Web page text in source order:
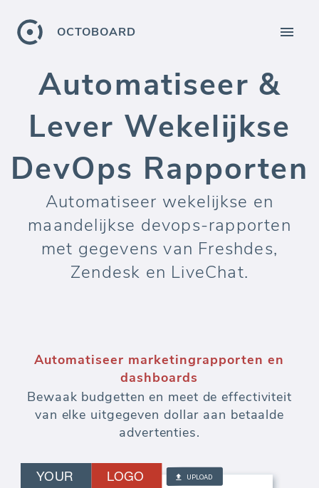
OCTOBOARD
Automatiseer &
Lever Wekelijkse
DevOps Rapporten
Automatiseer wekelijkse en
maandelijkse devops-rapporten
met gegevens van Freshdes,
Zendesk en LiveChat.
Automatiseer marketingrapporten en
dashboards
Bewaak budgetten en meet de effectiviteit
van elke uitgegeven dollar aan betaalde
advertenties.